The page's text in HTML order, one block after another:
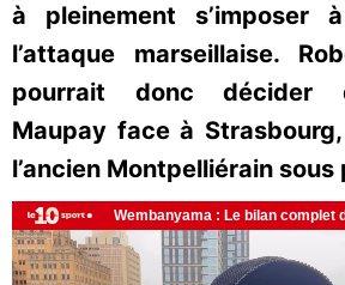
à pleinement s’imposer
l’attaque marseillaise.
pourrait donc décider
Maupay face à
l’ancien Montpelliérain sous